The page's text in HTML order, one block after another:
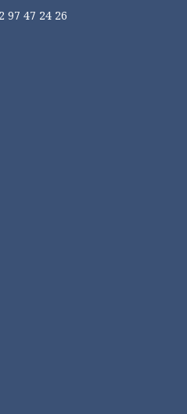
97 47 24 26